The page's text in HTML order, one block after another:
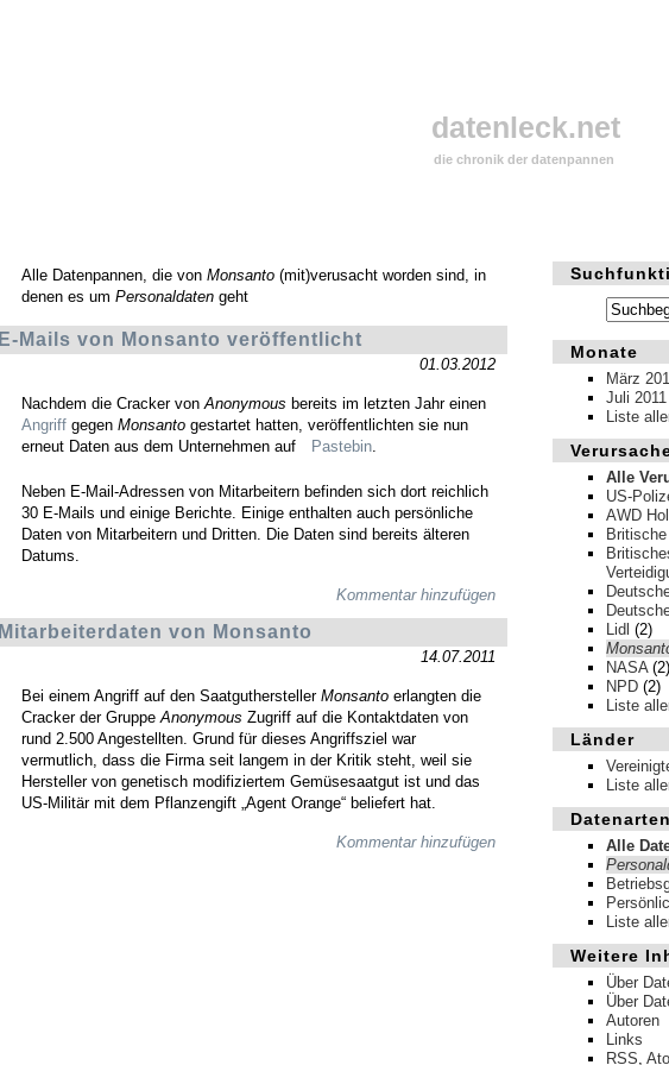
datenleck.net
die chronik der datenpannen
Monate
März
Juli 2011
Liste
Alle
US-
AWD
Lidl (2)
NASA(2)
NPD (2)
Liste
Länder
Liste
Datenarten
Alle
Liste
Weitere
Über
Über
Autoren
Links
RSS,
Alle Datenpannen, die von Monsanto(mit)verusacht worden sind, in
denen es um Personaldatengeht
E-Mails von Monsanto veröffentlicht
01.03.2012
Nachdem die Cracker von Anonymous bereits im letzten Jahr einen
Angriffgegen Monsantogestartet hatten, veröffentlichten sie nun
erneut Daten aus dem Unternehmen auf
Pastebin.
Neben E-Mail-Adressen von Mitarbeitern befinden sich dort reichlich
30 E-Mails und einige Berichte. Einige enthalten auch persönliche
Daten von Mitarbeitern und Dritten. Die Daten sind bereits älteren
Datums.
Kommentar hinzufügen
Mitarbeiterdaten von Monsanto
14.07.2011
Bei einem Angriff auf den Saatguthersteller Monsantoerlangten die
Cracker der Gruppe Anonymous Zugriff auf die Kontaktdaten von
rund 2.500 Angestellten. Grund für dieses Angriffsziel war
vermutlich, dass die Firma seit langem in der Kritik steht, weil sie
Hersteller von genetisch modifiziertem Gemüsesaatgut ist und das
US-Militär mit dem Pflanzengift „Agent Orange“ beliefert hat.
Kommentar hinzufügen